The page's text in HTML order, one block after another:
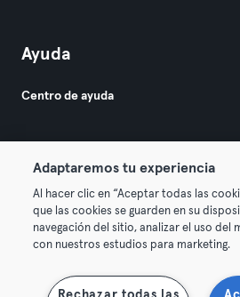
Ayuda
Centro de ayuda
© 2026 Urban Sports Group
Términos y condiciones Privacidad
Desistir de contratos aquí
Adaptaremos tu experiencia
Al hacer clic en “Aceptar todas las
que las cookies se guarden en su
navegación del sitio, analizar el uso del
con nuestros estudios para marketing.